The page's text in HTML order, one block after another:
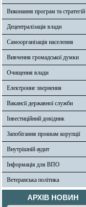
Виконання програм та стратегій
Децентралізація влади
Самоорганізація населення
Вивчення громадської думки
Очищення влади
Електронне звернення
Вакансії державної служби
Інвестиційний довідник
Запобігання проявам корупції
Внутрішній аудит
Інформація для ВПО
Ветеранська політика
АРХІВ НОВИН